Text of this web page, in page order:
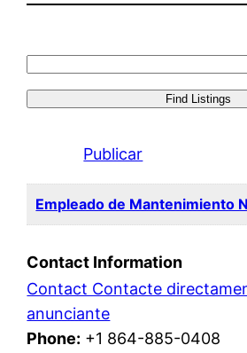
Search
for:
Publicar
Empleado de Mantenimiento
Contact Information
Contact Contacte
anunciante
Phone: +1 864-885-0408